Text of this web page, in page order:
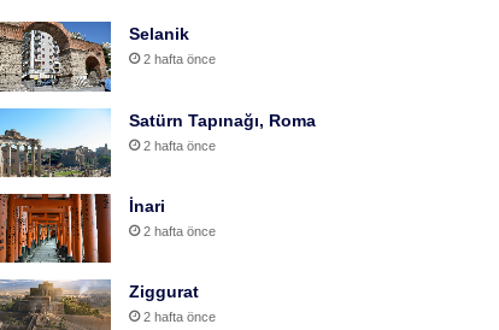
Selanik
2 hafta önce
Satürn Tapınağı, Roma
2 hafta önce
İnari
2 hafta önce
Ziggurat
2 hafta önce